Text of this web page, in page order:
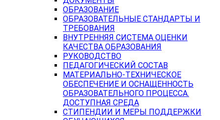
ОБРАЗОВАНИЕ
ОБРАЗОВАТЕЛЬНЫЕ СТАНДАРТЫ И
ТРЕБОВАНИЯ
ВНУТРЕННЯЯ СИСТЕМА ОЦЕНКИ
КАЧЕСТВА ОБРАЗОВАНИЯ
РУКОВОДСТВО
ПЕДАГОГИЧЕСКИЙ СОСТАВ
МАТЕРИАЛЬНО-ТЕХНИЧЕСКОЕ
ОБЕСПЕЧЕНИЕ И ОСНАЩЕННОСТЬ
ОБРАЗОВАТЕЛЬНОГО ПРОЦЕССА.
ДОСТУПНАЯ СРЕДА
СТИПЕНДИИ И МЕРЫ ПОДДЕРЖКИ